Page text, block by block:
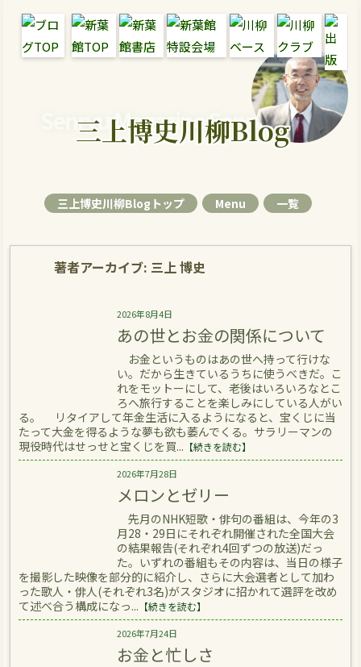
Senryu Magazine Senryu Blog
三上博史川柳Blog
三上博史川柳Blogトップ Menu 一覧
著者アーカイブ: 三上 博史
2026年8月4日
あの世とお金の関係について
お金というものはあの世へ持って行けな
い。だから生きているうちに使うべきだ。こ
れをモットーにして、老後はいろいろなとこ
ろへ旅行することを楽しみにしている人がい
る。 リタイアして年金生活に入るようになると、宝くじに当
たって大金を得るような夢も欲も萎んでくる。サラリーマンの
現役時代はせっせと宝くじを買... 【続きを読む】
2026年7月28日
メロンとゼリー
先月のNHK短歌・俳句の番組は、今年の3
月28・29日にそれぞれ開催された全国大会
の結果報告(それぞれ4回ずつの放送)だっ
た。いずれの番組もその内容は、当日の様子
を撮影した映像を部分的に紹介し、さらに大会選者として加わ
った歌人・俳人(それぞれ3名)がスタジオに招かれて選評を改め
て述べ合う構成になっ... 【続きを読む】
2026年7月24日
お金と忙しさ